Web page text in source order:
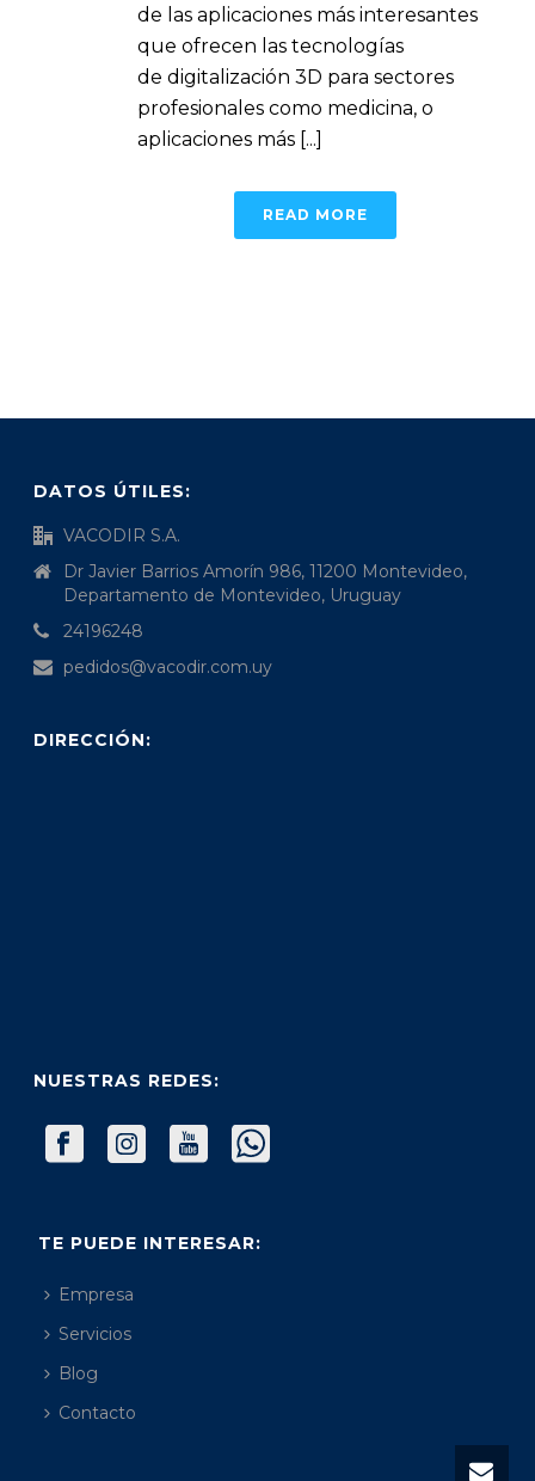
de las aplicaciones más interesantes
que ofrecen las tecnologías
de digitalización 3D para sectores
profesionales como medicina, o
aplicaciones más [...]
READ MORE
DATOS ÚTILES:
VACODIR S.A.
Dr Javier Barrios Amorín 986, 11200 Montevideo,
Departamento de Montevideo, Uruguay
24196248
pedidos@vacodir.com.uy
DIRECCIÓN:
NUESTRAS REDES:
TE PUEDE INTERESAR:
Empresa
Servicios
Blog
Contacto